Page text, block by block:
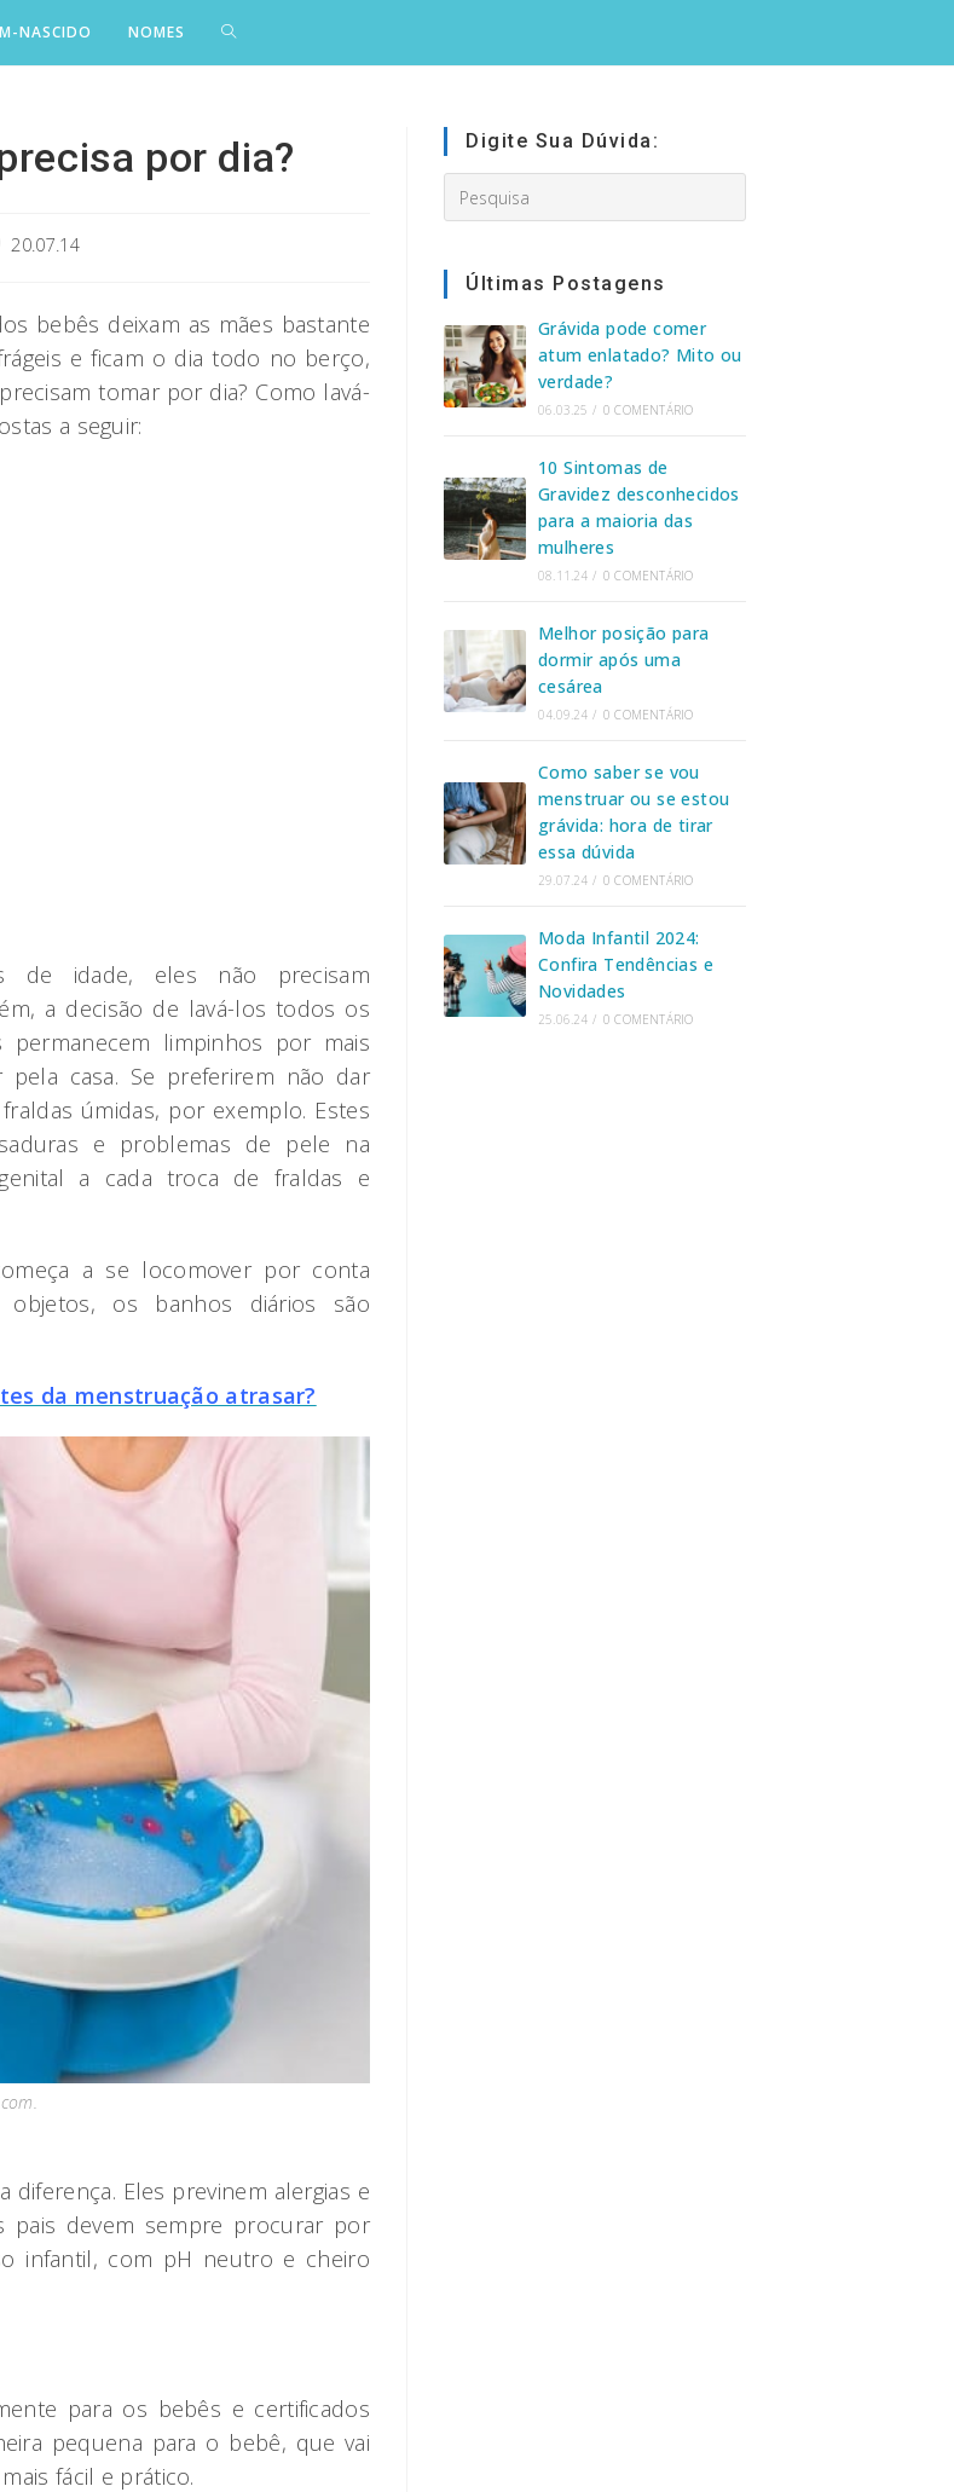
NASCIDO NOMES
por dia?
20.07.14
bebês deixam as mães bastante
e ficam o dia todo no berço,
tomar por dia? Como lavá-
a seguir:
idade, eles não precisam
a decisão de lavá-los todos os
limpinhos por mais
casa. Se preferirem não dar
úmidas, por exemplo. Estes
e problemas de pele na
a cada troca de fraldas e
a se locomover por conta
os banhos diários são
da menstruação atrasar?
Eles previnem alergias e
pais devem sempre procurar por
infantil, com pH neutro e cheiro
para os bebês e certificados
pequena para o bebê, que vai
fácil e prático.
Digite Sua Dúvida:
this
Últimas Postagens
Grávida pode comer
atum enlatado? Mito ou
verdade?
06.03.25 / 0 COMENTÁRIO
10 Sintomas de
Gravidez desconhecidos
para a maioria das
mulheres
08.11.24 / 0 COMENTÁRIO
Melhor posição para
dormir após uma
cesárea
04.09.24 / 0 COMENTÁRIO
Como saber se vou
menstruar ou se estou
grávida: hora de tirar
essa dúvida
29.07.24 / 0 COMENTÁRIO
Moda Infantil 2024:
Confira Tendências e
Novidades
25.06.24 / 0 COMENTÁRIO